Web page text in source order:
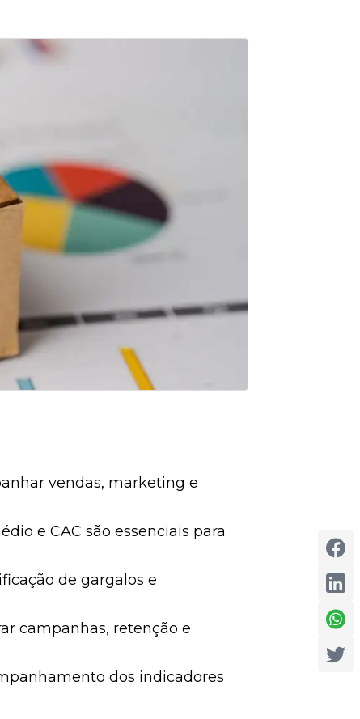
vendas, marketing e
e CAC são essenciais para
de gargalos e
campanhas, retenção e
dos indicadores